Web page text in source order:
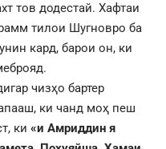
тов додестай. Хафтаи
тилои Шугновро ба
кард, барои он, ки
чизҳо бартер
ки чанд моҳ пеш
ки «и Амриддин я